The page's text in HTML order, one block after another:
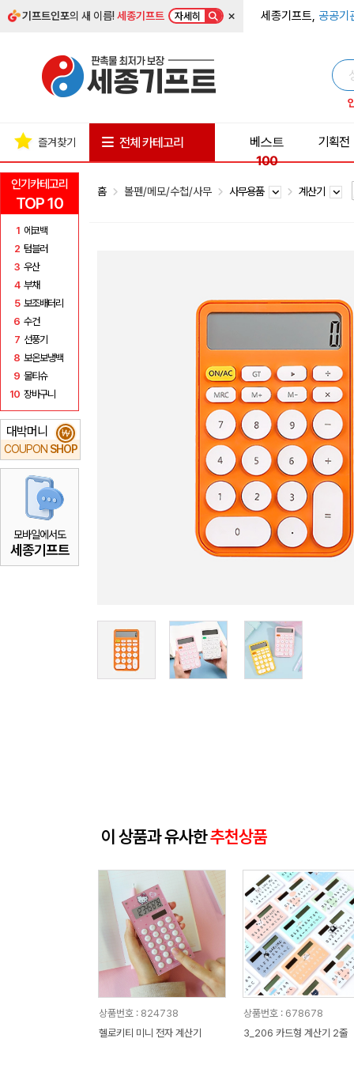
기프트인포의 새 이름!세종기프트 자세히 × 세종기프트, 공공기
인기카테고리
TOP 10
1 에코백
2 텀블러
3 우산
4 부채
5 보조배터리
6 수건
7 선풍기
8 보온보냉백
9 물티슈
10 장바구니
대박머니
COUPON SHOP
₩
모바일에서도
세종기프트
즐겨찾기 전체 카테고리
베스트
100
기획전
홈 볼펜/메모/수첩/사무 사무용품 계산기
이 상품과 유사한추천상품
상품번호 : 824738
헬로키티 미니 전자 계산기
상품번호 : 678678
3_206 카드형 계산기 2줄